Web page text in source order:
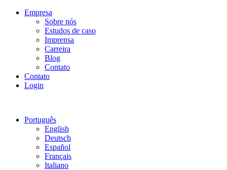
Empresa
Sobre nós
Estudos de caso
Imprensa
Carreira
Blog
Contato
Contato
Login
Português
English
Deutsch
Español
Français
Italiano